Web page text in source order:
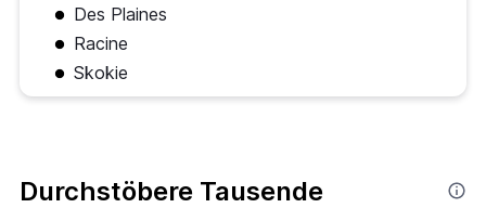
Des Plaines
Racine
Skokie
Durchstöbere Tausende